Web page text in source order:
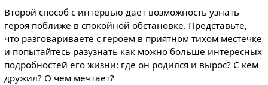
Второй способ с интервью дает возможность узнать
героя поближе в спокойной обстановке. Представьте,
что разговариваете с героем в приятном тихом местечке
и попытайтесь разузнать как можно больше интересных
подробностей его жизни: где он родился и вырос? С кем
дружил? О чем мечтает?